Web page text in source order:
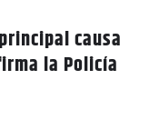
causa
la Policía